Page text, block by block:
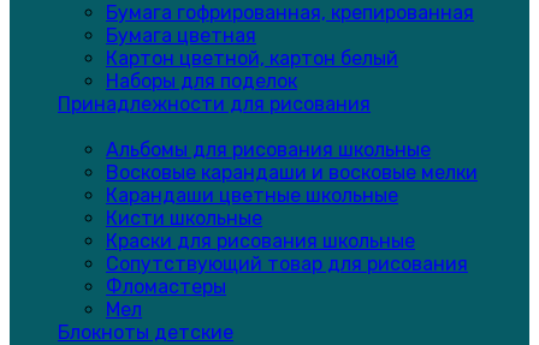
Бумага гофрированная, крепированная
Бумага цветная
Картон цветной, картон белый
Наборы для поделок
Принадлежности для рисования
Альбомы для рисования школьные
Восковые карандаши и восковые мелки
Карандаши цветные школьные
Кисти школьные
Краски для рисования школьные
Сопутствующий товар для рисования
Фломастеры
Мел
Блокноты детские